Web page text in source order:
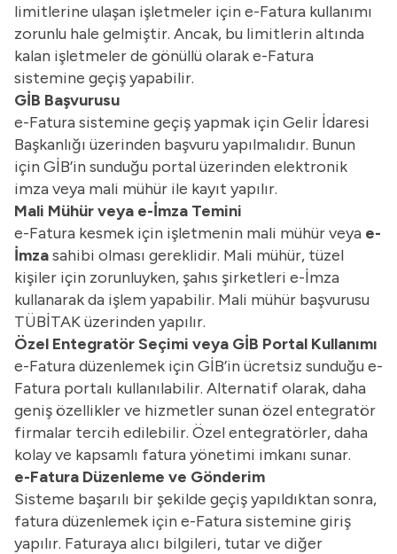
limitlerine ulaşan işletmeler için e-Fatura kullanımı
zorunlu hale gelmiştir. Ancak, bu limitlerin altında
kalan işletmeler de gönüllü olarak e-Fatura
sistemine geçiş yapabilir.
GİB Başvurusu
e-Fatura sistemine geçiş yapmak için Gelir İdaresi
Başkanlığı üzerinden başvuru yapılmalıdır. Bunun
için GİB’in sunduğu portal üzerinden elektronik
imza veya mali mühür ile kayıt yapılır.
Mali Mühür veya e-İmza Temini
e-Fatura kesmek için işletmenin mali mühür veya e-
İmzasahibi olması gereklidir. Mali mühür, tüzel
kişiler için zorunluyken, şahıs şirketleri e-İmza
kullanarak da işlem yapabilir. Mali mühür başvurusu
TÜBİTAK üzerinden yapılır.
Özel Entegratör Seçimi veya GİB Portal Kullanımı
e-Fatura düzenlemek için GİB’in ücretsiz sunduğu e-
Fatura portalı kullanılabilir. Alternatif olarak, daha
geniş özellikler ve hizmetler sunan özel entegratör
firmalar tercih edilebilir. Özel entegratörler, daha
kolay ve kapsamlı fatura yönetimi imkanı sunar.
e-Fatura Düzenleme ve Gönderim
Sisteme başarılı bir şekilde geçiş yapıldıktan sonra,
fatura düzenlemek için e-Fatura sistemine giriş
yapılır. Faturaya alıcı bilgileri, tutar ve diğer